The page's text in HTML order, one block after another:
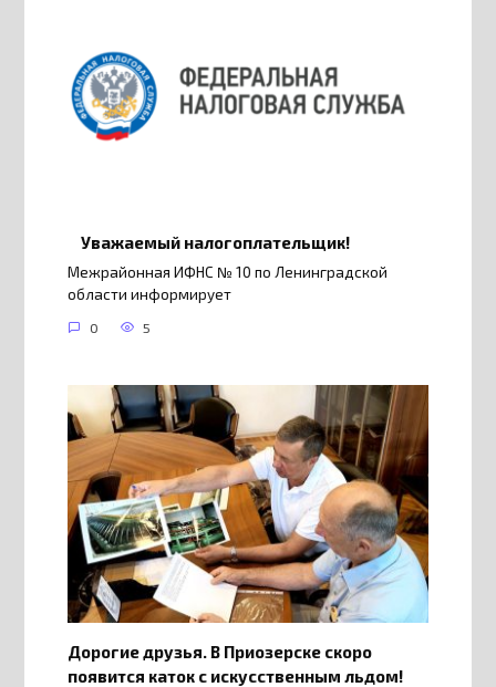
Уважаемый налогоплательщик!
Межрайонная ИФНС № 10 по Ленинградской
области информирует
0 5
Дорогие друзья. В Приозерске скоро
появится каток с искусственным льдом!